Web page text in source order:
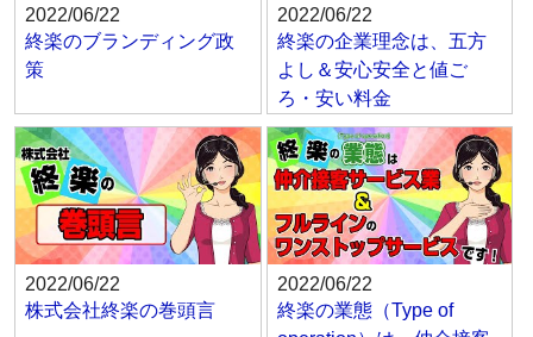
2022/06/22
終楽のブランディング政
策
2022/06/22
終楽の企業理念は、五方
よし＆安心安全と値ご
ろ・安い料金
2022/06/22
株式会社終楽の巻頭言
2022/06/22
終楽の業態（Type of